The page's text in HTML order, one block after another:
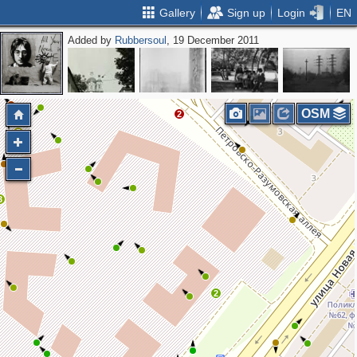
Gallery Sign up Login EN
Added by Rubbersoul , 19 December 2011
2
5
3
2 2
2
OSM